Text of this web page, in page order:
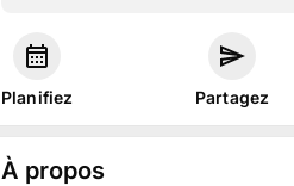
Planifiez Partagez
À propos